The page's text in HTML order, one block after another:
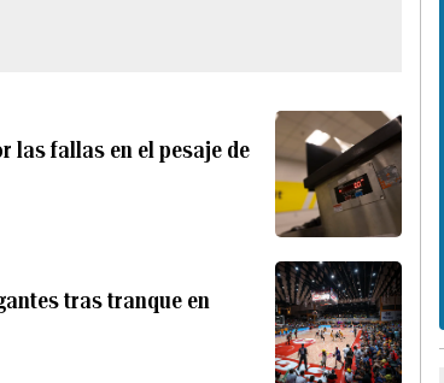
las fallas en el pesaje de
tras tranque en